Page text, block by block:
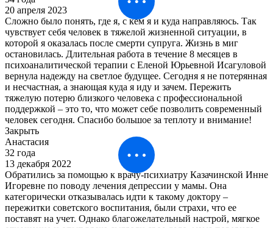
20 апреля 2023
Сложно было понять, где я, с кем я и куда направляюсь. Так
чувствует себя человек в тяжелой жизненной ситуации, в
которой я оказалась после смерти супруга. Жизнь в миг
остановилась. Длительная работа в течение 8 месяцев в
психоаналитической терапии с Еленой Юрьевной Исагуловой
вернула надежду на светлое будущее. Сегодня я не потерянная
и несчастная, а знающая куда я иду и зачем. Пережить
тяжелую потерю близкого человека с профессиональной
поддержкой – это то, что может себе позволить современный
человек сегодня. Спасибо большое за теплоту и внимание!
Закрыть
Анастасия
32 года
13 декабря 2022
Обратились за помощью к врачу-психиатру Казачинской Инне
Игоревне по поводу лечения депрессии у мамы. Она
категорически отказывалась идти к такому доктору –
пережитки советского воспитания, были страхи, что ее
поставят на учет. Однако благожелательный настрой, мягкое